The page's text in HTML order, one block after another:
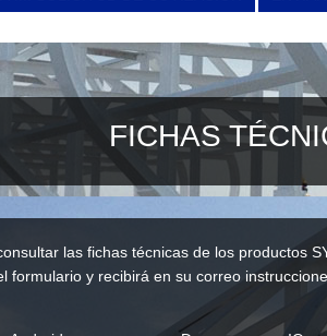
FICHAS
las fichas técnicas de los productos
formulario y recibirá en su correo